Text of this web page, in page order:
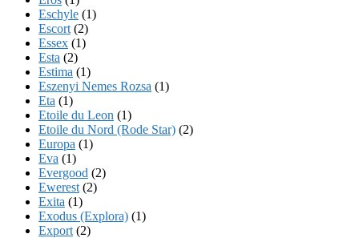
Eschyle (1)
Escort (2)
Essex (1)
Esta (2)
Estima (1)
Eszenyi Nemes Rozsa (1)
Eta (1)
Etoile du Leon (1)
Etoile du Nord (Rode Star) (2)
Europa (1)
Eva (1)
Evergood (2)
Ewerest (2)
Exita (1)
Exodus (Explora) (1)
Export (2)